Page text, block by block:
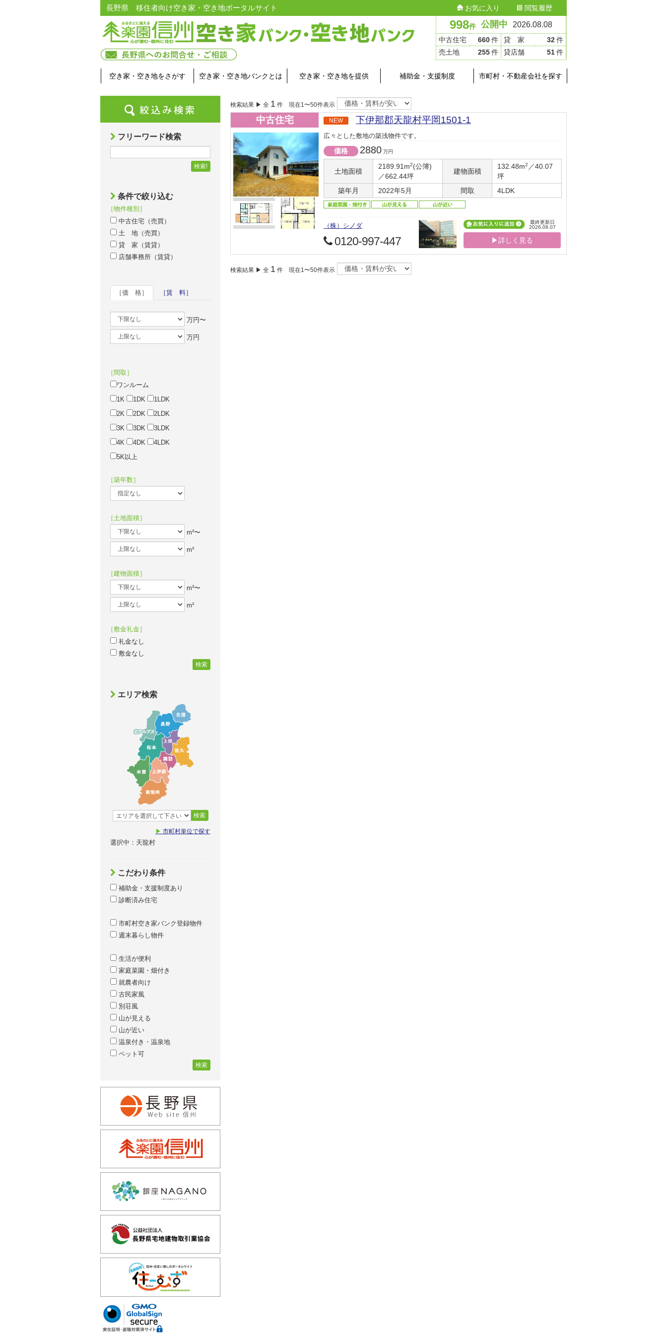
998件 公開中 2026.08.08
中古住宅 660件 貸 家 32件
売土地
255件 貸店舗 51件
長野県 移住者向け空き家・空き地ポータルサイト お気に入り 閲覧履歴
空き家・空き地をさがす 空き家・空き地バンクとは 空き家・空き地を提供 補助金・支援制度 市町村・不動産会社を探す
フリーワード検索
検索!
条件で絞り込む
［物件種別］
中古住宅（売買）
土 地（売買）
貸 家（賃貸）
店舗事務所（賃貸）
［価 格］ ［賃 料］
万円〜
万円
［間取］
ワンルーム
1K
1DK
1LDK
2K
2DK
2LDK
3K
3DK
3LDK
4K
4DK
4LDK
5K以上
［築年数］
［土地面積］
m²〜
m²
［建物面積］
m²〜
m²
［敷金礼金］
礼金なし
敷金なし
検索
エリア検索
検索
▶ 市町村単位で探す
選択中：天龍村
こだわり条件
補助金・支援制度あり
診断済み住宅
市町村空き家バンク登録物件
週末暮らし物件
生活が便利
家庭菜園・畑付き
就農者向け
古民家風
別荘風
山が見える
山が近い
温泉付き・温泉地
ペット可
検索
検索結果 ▶ 全 1 件 現在1〜50件表示
中古住宅 NEW 下伊那郡天龍村平岡1501-1
広々とした敷地の築浅物件です。
価格 2880 万円
土地面積
2189.91m2(公簿)
／662.44坪
建物面積
132.48m2 ／40.07
坪
築年月
2022年5月 間取 4LDK
（株）シノダ
0120-997-447
最終更新日
2026.08.07
▶詳しく見る
検索結果 ▶ 全 1 件 現在1〜50件表示